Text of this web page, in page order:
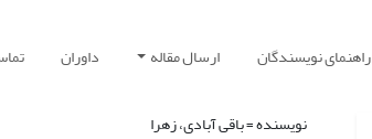
راهنمای نویسندگان ارسال مقاله داوران
نویسنده =باقی آبادی، زهرا